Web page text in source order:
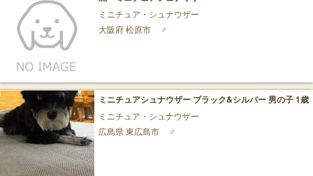
ミニチュア・シュナウザー
大阪府 松原市
♂
ミニチュアシュナウザー ブラック&シルバー 男の子 1歳
ミニチュア・シュナウザー
広島県 東広島市
♂